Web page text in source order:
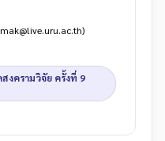
งครามวิจัย ครั้งที่ 9